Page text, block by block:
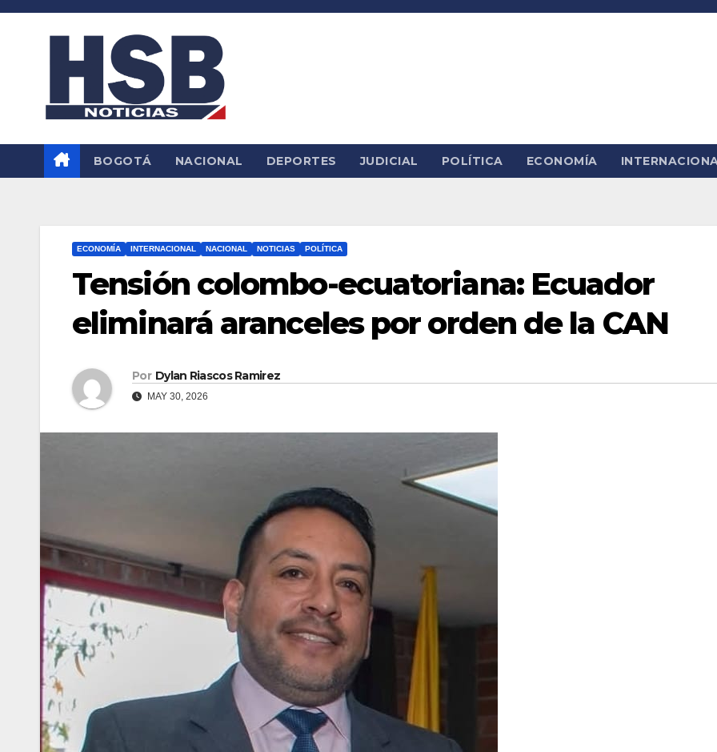
Saltar
BOGOTÁ NACIONAL DEPORTES JUDICIAL POLÍTICA ECONOMÍA
ECONOMÍA INTERNACIONAL NACIONAL NOTICIAS POLÍTICA
Tensión colombo-ecuatoriana: Ecuador
eliminará aranceles por orden de la CAN
Por Dylan Riascos Ramirez
MAY 30, 2026